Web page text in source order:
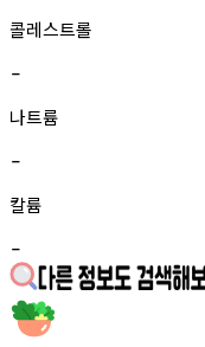
콜레스트롤
-
나트륨
-
칼륨
-